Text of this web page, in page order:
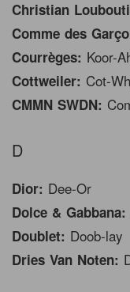
Christian
Comme des
Courrèges: Koor-
Cottweiler: Cot-
CMMN SWDN:
D
Dior: Dee-Or
Dolce & Gabbana:
Doublet: Doob-lay
Dries Van Noten: